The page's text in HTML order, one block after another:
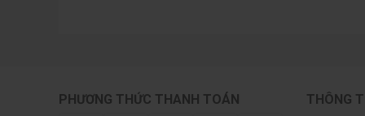
PHƯƠNG THỨC THANH TOÁN THÔNG